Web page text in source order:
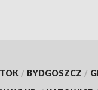
/ BYDGOSZCZ /